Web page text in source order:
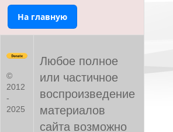
На главную
©
2012
-
2025
Любое полное
или частичное
воспроизведение
материалов
сайта возможно